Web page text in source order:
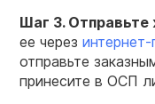
Шаг 3.
ее через
отправьте
принесите в ОСП